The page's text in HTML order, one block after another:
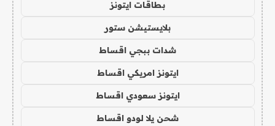
بطاقات ايتونز
بلايستيشن ستور
شدات ببجي اقساط
ايتونز امريكي اقساط
ايتونز سعودي اقساط
شحن يلا لودو اقساط